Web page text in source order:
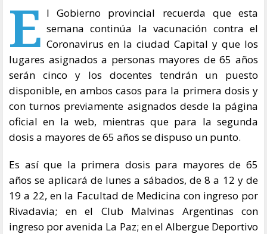
E l Gobierno provincial recuerda que esta
semana continúa la vacunación contra el
Coronavirus en la ciudad Capital y que los
lugares asignados a personas mayores de 65 años
serán cinco y los docentes tendrán un puesto
disponible, en ambos casos para la primera dosis y
con turnos previamente asignados desde la página
oficial en la web, mientras que para la segunda
dosis a mayores de 65 años se dispuso un punto.
Es así que la primera dosis para mayores de 65
años se aplicará de lunes a sábados, de 8 a 12 y de
19 a 22, en la Facultad de Medicina con ingreso por
Rivadavia; en el Club Malvinas Argentinas con
ingreso por avenida La Paz; en el Albergue Deportivo